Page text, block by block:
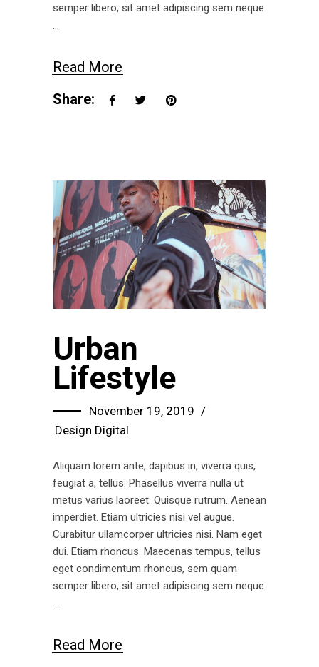
semper libero, sit amet adipiscing sem neque
Read More
Share:
Urban
Lifestyle
November 19, 2019
Design Digital
Aliquam lorem ante, dapibus in, viverra quis,
feugiat a, tellus. Phasellus viverra nulla ut
metus varius laoreet. Quisque rutrum. Aenean
imperdiet. Etiam ultricies nisi vel augue.
Curabitur ullamcorper ultricies nisi. Nam eget
dui. Etiam rhoncus. Maecenas tempus, tellus
eget condimentum rhoncus, sem quam
semper libero, sit amet adipiscing sem neque
Read More